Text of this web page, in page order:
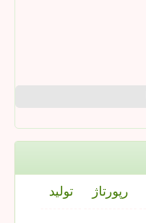
رپورتاژ تولید